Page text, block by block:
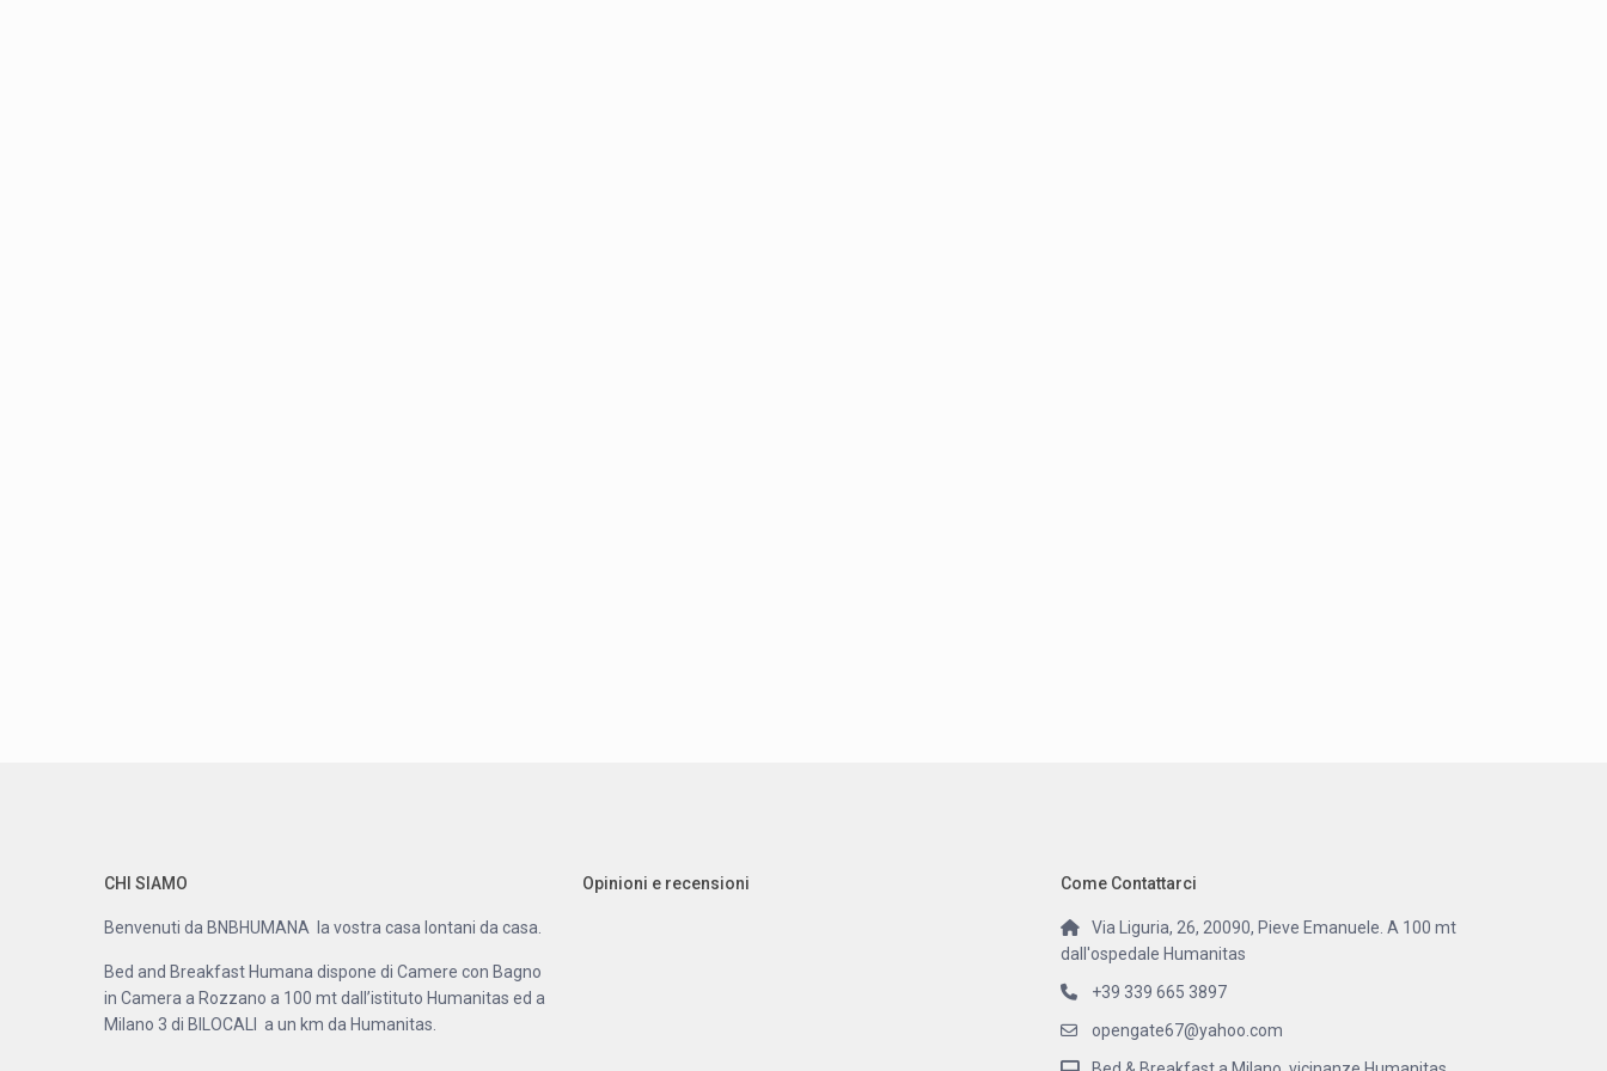
CHI SIAMO
Benvenuti da BNBHUMANA la vostra casa lontani da casa.
Bed and Breakfast Humana dispone di Camere con Bagno
in Camera a Rozzano a 100 mt dall’istituto Humanitas ed a
Milano 3 di BILOCALI a un km da Humanitas.
Opinioni e recensioni Come Contattarci
Via Liguria, 26, 20090, Pieve Emanuele. A 100 mt
dall'ospedale Humanitas
+39 339 665 3897
opengate67@yahoo.com